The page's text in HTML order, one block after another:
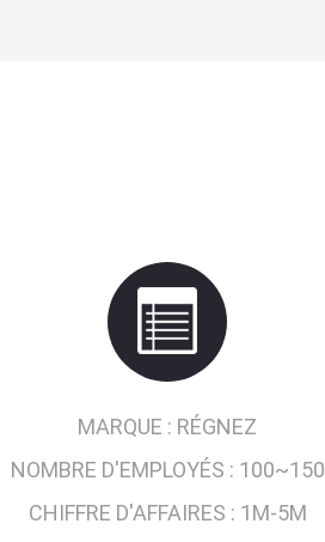
MARQUE : RÉGNEZ
NOMBRE D'EMPLOYÉS : 100~150
CHIFFRE D'AFFAIRES : 1M-5M